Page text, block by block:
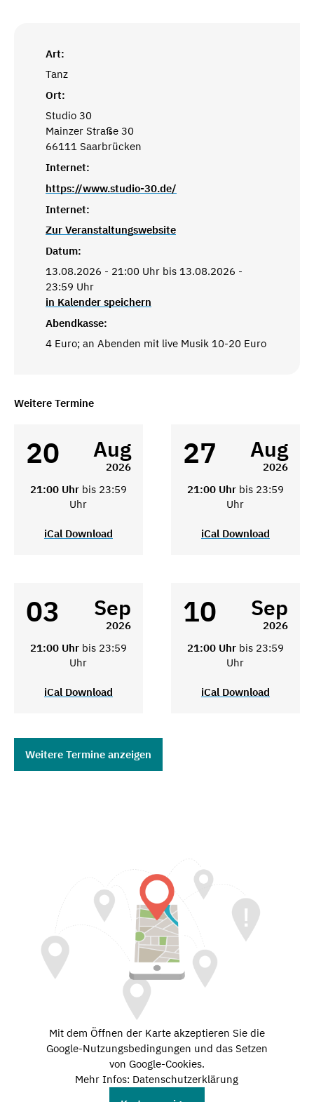
Art:
Tanz
Ort:
Studio 30
Mainzer Straße 30
66111 Saarbrücken
Internet:
https://www.studio-30.de/
Internet:
Zur Veranstaltungswebsite
Datum:
13.08.2026 - 21:00 Uhr bis 13.08.2026 -
23:59 Uhr
in Kalender speichern
Abendkasse:
4 Euro; an Abenden mit live Musik 10-20 Euro
Weitere Termine
20 Aug
2026
21:00 Uhr bis 23:59
Uhr
iCal Download
27 Aug
2026
21:00 Uhr bis 23:59
Uhr
iCal Download
03 Sep
2026
21:00 Uhr bis 23:59
Uhr
iCal Download
10 Sep
2026
21:00 Uhr bis 23:59
Uhr
iCal Download
Weitere Termine anzeigen
Mit dem Öffnen der Karte akzeptieren Sie die
Google-Nutzungsbedingungen und das Setzen
von Google-Cookies.
Mehr Infos: Datenschutzerklärung